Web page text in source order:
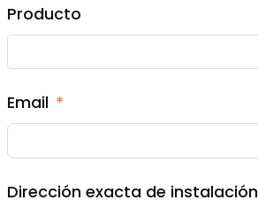
Producto
Email
Dirección exacta de instalación